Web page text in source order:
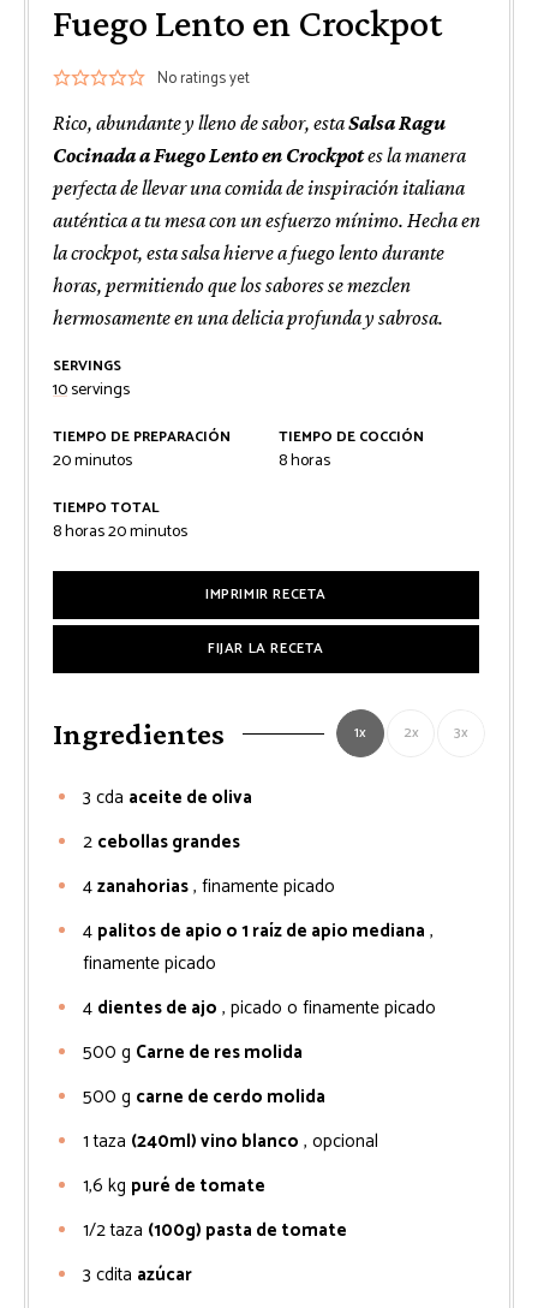
Fuego Lento en Crockpot
No ratings yet
Rico, abundante y lleno de sabor, estaSalsa Ragu
Cocinada a Fuego Lento en Crockpotes la manera
perfecta de llevar una comida de inspiración italiana
auténtica a tu mesa con un esfuerzo mínimo. Hecha en
la crockpot, esta salsa hierve a fuego lento durante
horas, permitiendo que los sabores se mezclen
hermosamente en una delicia profunda y sabrosa.
SERVINGS
10servings
TIEMPO DE PREPARACIÓN
20minutos
minutos
TIEMPO DE COCCIÓN
8horas
horas
TIEMPO TOTAL
8horas
horas20minutos
minutos
IMPRIMIR RECETA
FIJAR LA RECETA
Ingredientes 1x 2x 3x
3 cda aceite de oliva
2 cebollas grandes
4zanahorias, finamente picado
4 palitos de apio o 1 raíz de apio mediana ,
finamente picado
4 dientes de ajo , picado o finamente picado
500 g Carne de res molida
500 g carne de cerdo molida
1taza (240ml) vino blanco , opcional
1,6 kg puré de tomate
1/2taza (100g) pasta de tomate
3 cdita azúcar